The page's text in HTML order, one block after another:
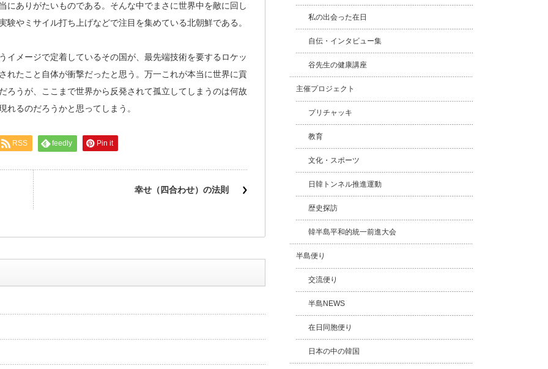
にありがたいものである。そんな中でまさに世界中を敵に回し
やミサイル打ち上げなどで注目を集めている北朝鮮である。
イメージで定着しているその国が、最先端技術を要するロケッ
れたこと自体が衝撃だったと思う。万一これが本当に世界に貢
ろうが、ここまで世界から反発されて孤立してしまうのは何故
るのだろうかと思ってしまう。
RSS feedly Pin it
幸せ（四合わせ）の法則
私の出会った在日
自伝・インタビュー集
谷先生の健康講座
主催プロジェクト
プリチャッキ
教育
文化・スポーツ
日韓トンネル推進運動
歴史探訪
韓半島平和的統一前進大会
半島便り
交流便り
半島NEWS
在日同胞便り
日本の中の韓国